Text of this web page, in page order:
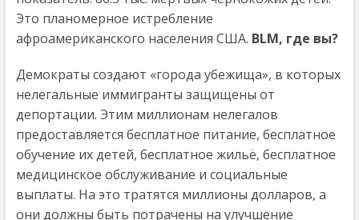
Это планомерное истребление
афроамериканского населения США. BLM, где вы?
Демократы создают «города убежища», в которых
нелегальные иммигранты защищены от
депортации. Этим миллионам нелегалов
предоставляется бесплатное питание, бесплатное
обучение их детей, бесплатное жильё, бесплатное
медицинское обслуживание и социальные
выплаты. На это тратятся миллионы долларов, а
они должны быть потрачены на улучшение